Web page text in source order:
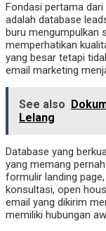
Fondasi pertama
adalah database
buru mengumpulkan
memperhatikan
yang besar tetapi
email marketing
See also
Lelang
Database yang
yang memang
formulir landing
konsultasi, open
email yang dikirim
memiliki hubungan